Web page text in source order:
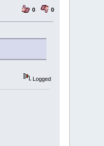
0 0
Logged